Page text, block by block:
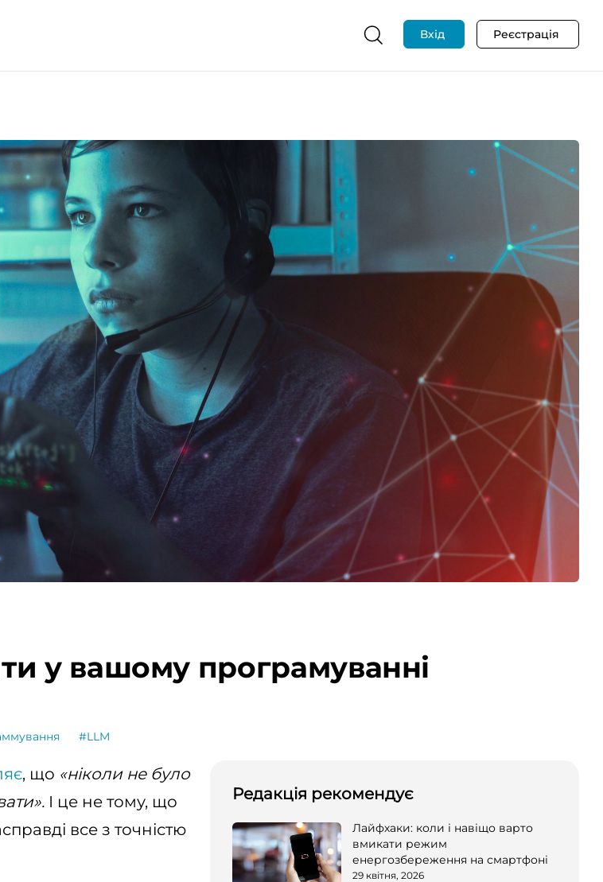
Вхід Реєстрація
у вашому програмуванні
#LLM
, що «ніколи не було
І це не тому, що
все з точністю
Редакція рекомендує
Лайфхаки: коли і навіщо варто
вмикати режим
енергозбереження на смартфоні
29 квітня, 2026